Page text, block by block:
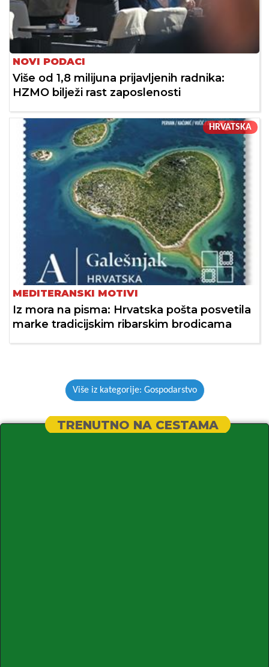
NOVI PODACI
Više od 1,8 milijuna prijavljenih radnika:
HZMO bilježi rast zaposlenosti
HRVATSKA
MEDITERANSKI MOTIVI
Iz mora na pisma: Hrvatska pošta posvetila
marke tradicijskim ribarskim brodicama
Više iz kategorije: Gospodarstvo
TRENUTNO NA CESTAMA